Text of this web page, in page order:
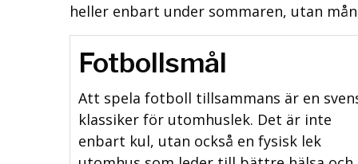
heller enbart under sommaren, utan
Fotbollsmål
Att spela fotboll tillsammans är en
klassiker för utomhuslek. Det är inte
enbart kul, utan också en fysisk lek